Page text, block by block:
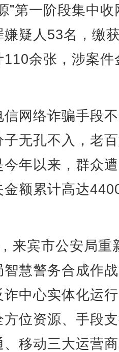
”第一阶段集中收
疑人53名，缴
余张，涉案件
网络诈骗手段
无孔不入，老
年以来，群众
额累计高达
宾市公安局重
慧警务合成作
中心实体化运
位资源、手段
移动三大运营